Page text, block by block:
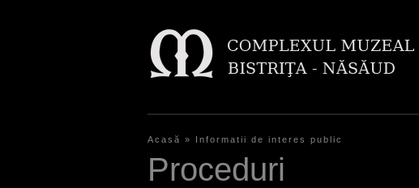
E
Acasă » Informatii de interes public
Proceduri